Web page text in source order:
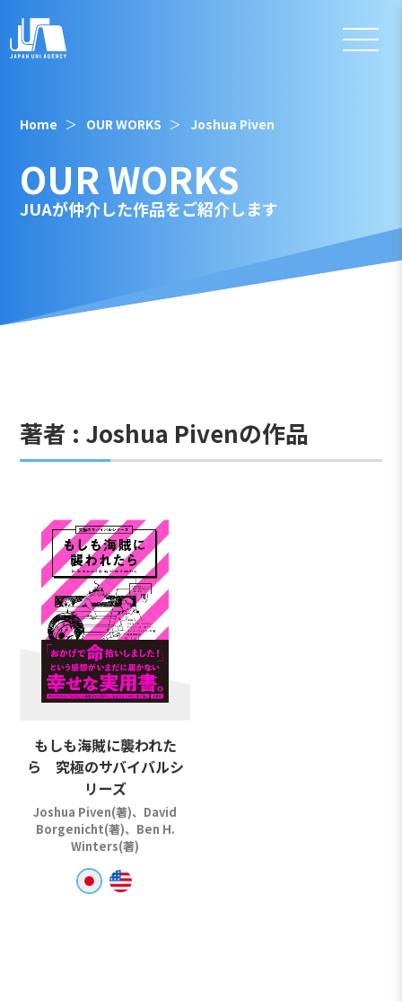
Home OUR WORKS Joshua Piven
OUR WORKS
JUAが仲介した作品をご紹介します
著者 : Joshua Pivenの作品
もしも海賊に襲われた
ら 究極のサバイバルシ
リーズ
Joshua Piven(著)、David
Borgenicht(著)、Ben H.
Winters(著)